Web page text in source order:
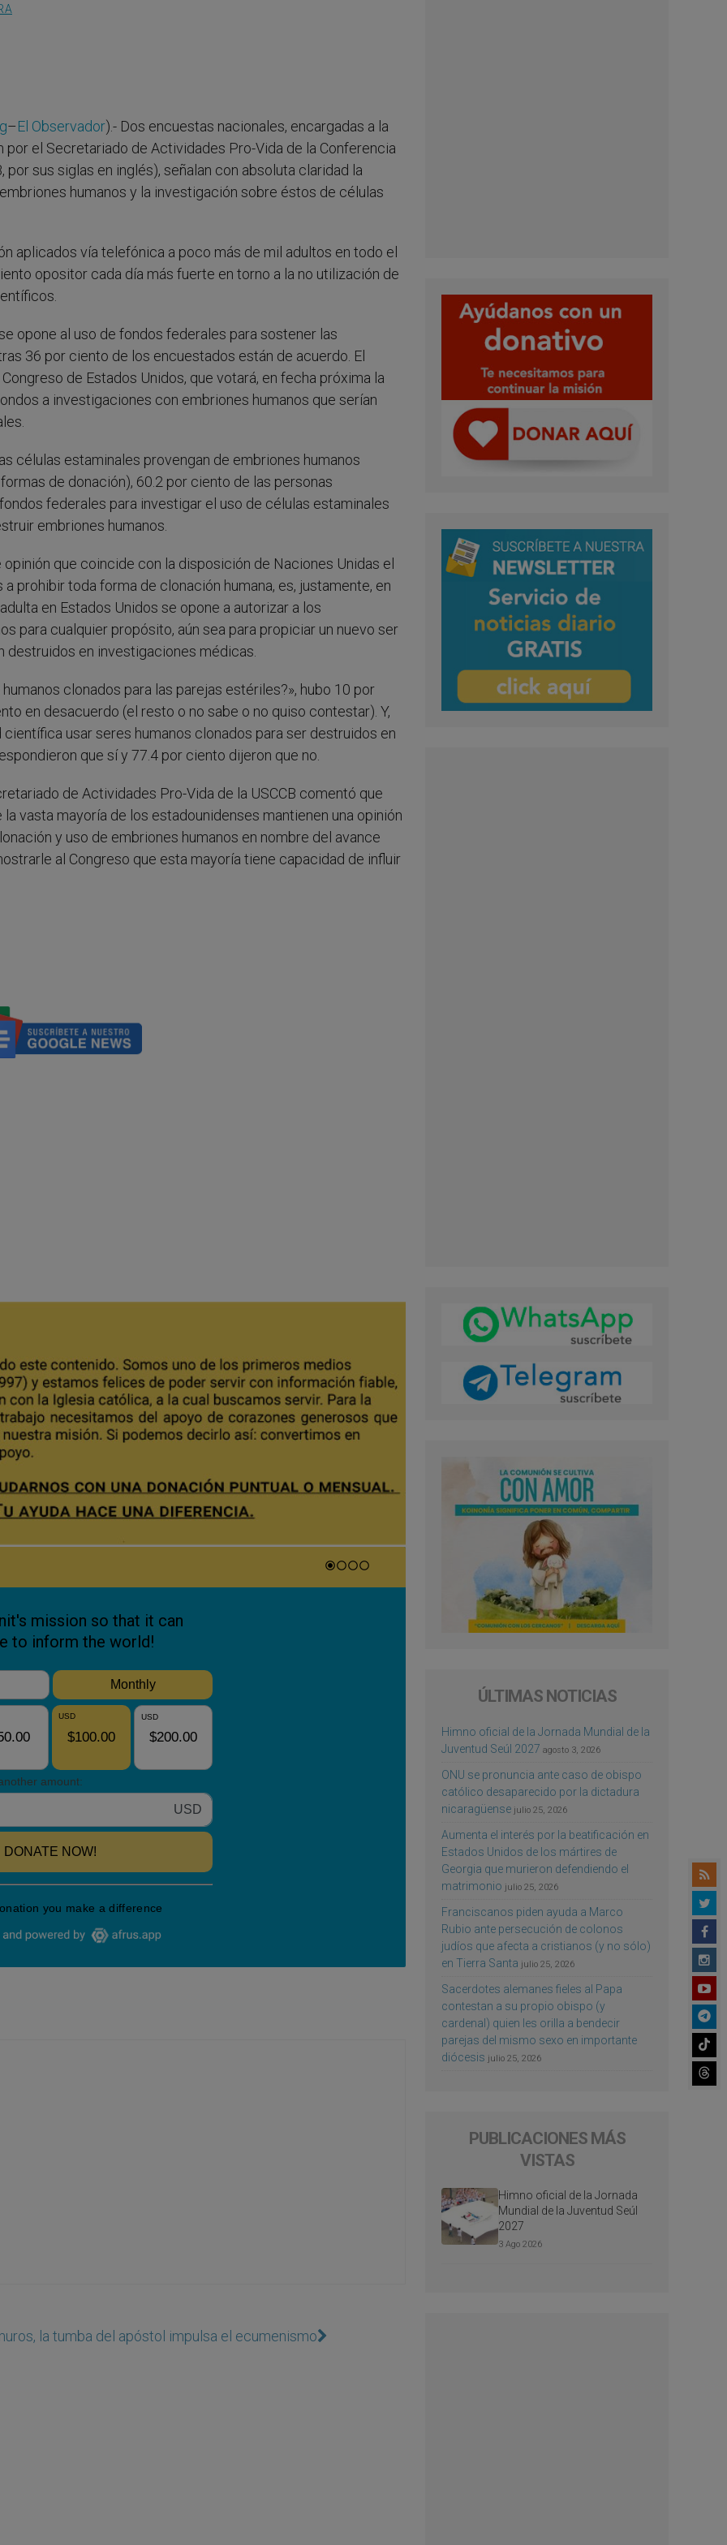
–El Observador).- Dos encuestas nacionales, encargadas a la
el Secretariado de Actividades Pro-Vida de la Conferencia
sus siglas en inglés), señalan con absoluta claridad la
humanos y la investigación sobre éstos de células
aplicados vía telefónica a poco más de mil adultos en todo el
opositor cada día más fuerte en torno a la no utilización de
opone al uso de fondos federales para sostener las
36 por ciento de los encuestados están de acuerdo. El
de Estados Unidos, que votará, en fecha próxima la
a investigaciones con embriones humanos que serían
células estaminales provengan de embriones humanos
de donación), 60.2 por ciento de las personas
federales para investigar el uso de células estaminales
embriones humanos.
que coincide con la disposición de Naciones Unidas el
prohibir toda forma de clonación humana, es, justamente, en
en Estados Unidos se opone a autorizar a los
para cualquier propósito, aún sea para propiciar un nuevo ser
destruidos en investigaciones médicas.
clonados para las parejas estériles?», hubo 10 por
en desacuerdo (el resto o no sabe o no quiso contestar). Y,
usar seres humanos clonados para ser destruidos en
que sí y 77.4 por ciento dijeron que no.
de Actividades Pro-Vida de la USCCB comentó que
vasta mayoría de los estadounidenses mantienen una opinión
y uso de embriones humanos en nombre del avance
al Congreso que esta mayoría tiene capacidad de influir
la tumba del apóstol impulsa el ecumenismo
ÚLTIMAS NOTICIAS
Himno oficial de la Jornada Mundial de la
Juventud Seúl 2027 agosto 3, 2026
ONU se pronuncia ante caso de obispo
católico desaparecido por la dictadura
nicaragüense julio 25, 2026
Aumenta el interés por la beatificación en
Estados Unidos de los mártires de
Georgia que murieron defendiendo el
matrimonio julio 25, 2026
Franciscanos piden ayuda a Marco
Rubio ante persecución de colonos
judíos que afecta a cristianos (y no sólo)
en Tierra Santa julio 25, 2026
Sacerdotes alemanes fieles al Papa
contestan a su propio obispo (y
cardenal) quien les orilla a bendecir
parejas del mismo sexo en importante
diócesis julio 25, 2026
PUBLICACIONES MÁS
VISTAS
Himno oficial de la Jornada
Mundial de la Juventud Seúl
2027
3 Ago 2026